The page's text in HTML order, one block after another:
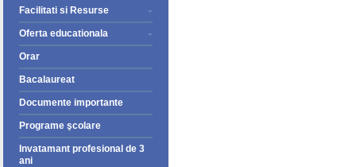
Facilitati si Resurse
Oferta educationala
Orar
Bacalaureat
Documente importante
Programe şcolare
Invatamant profesional de 3
ani